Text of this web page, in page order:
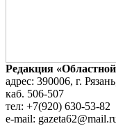
Редакция
адрес: 390006, г.
каб. 506-507
тел: +7(920) 630-53-82
e-mail: